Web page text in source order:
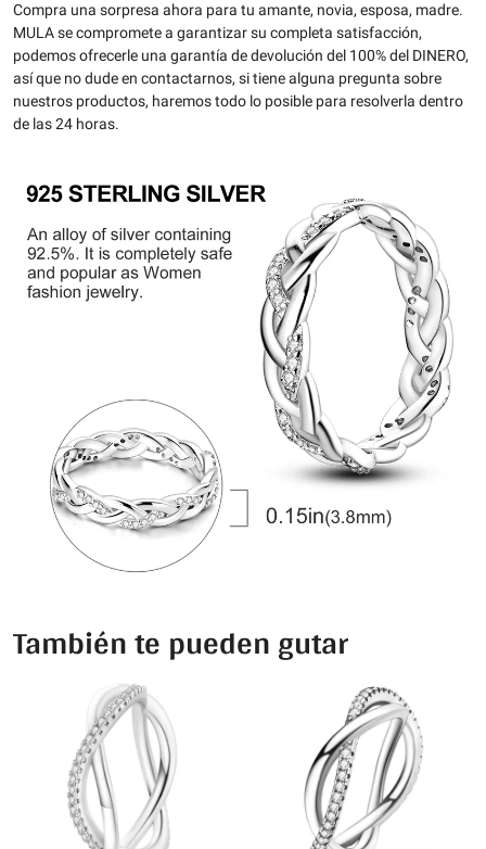
Compra una sorpresa ahora para tu amante, novia, esposa, madre.
MULA se compromete a garantizar su completa satisfacción,
podemos ofrecerle una garantía de devolución del 100% del DINERO,
así que no dude en contactarnos, si tiene alguna pregunta sobre
nuestros productos, haremos todo lo posible para resolverla dentro
de las 24 horas.
También te pueden gutar